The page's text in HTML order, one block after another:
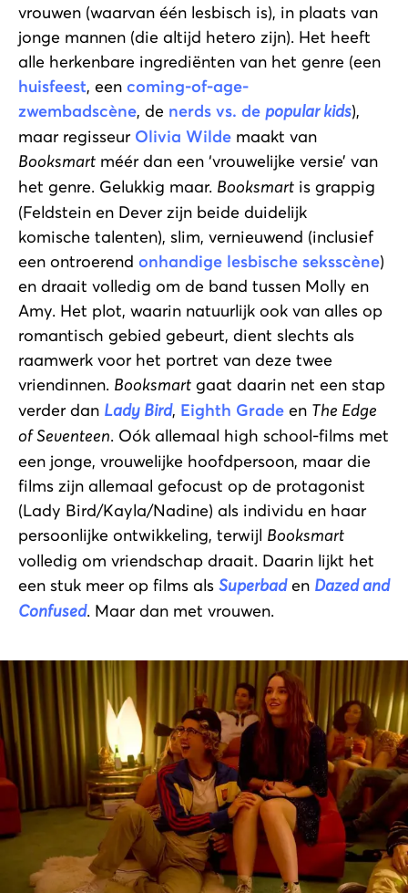
vrouwen (waarvan één lesbisch is), in plaats van
jonge mannen (die altijd hetero zijn). Het heeft
alle herkenbare ingrediënten van het genre (een
huisfeest, een coming-of-age-
zwembadscène, de nerds vs. de popular kids),
maar regisseur Olivia Wilde maakt van
Booksmart méér dan een ‘vrouwelijke versie’ van
het genre. Gelukkig maar. Booksmart is grappig
(Feldstein en Dever zijn beide duidelijk
komische talenten), slim, vernieuwend (inclusief
een ontroerend onhandige lesbische seksscène)
en draait volledig om de band tussen Molly en
Amy. Het plot, waarin natuurlijk ook van alles op
romantisch gebied gebeurt, dient slechts als
raamwerk voor het portret van deze twee
vriendinnen. Booksmart gaat daarin net een stap
verder dan Lady Bird, Eighth Grade en The Edge
of Seventeen. Oók allemaal high school-films met
een jonge, vrouwelijke hoofdpersoon, maar die
films zijn allemaal gefocust op de protagonist
(Lady Bird/Kayla/Nadine) als individu en haar
persoonlijke ontwikkeling, terwijl Booksmart
volledig om vriendschap draait. Daarin lijkt het
een stuk meer op films als Superbaden Dazed and
Confused. Maar dan met vrouwen.